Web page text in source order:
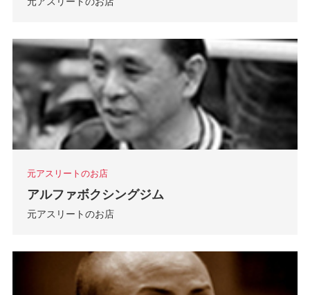
元アスリートのお店
アルファボクシングジム
元アスリートのお店